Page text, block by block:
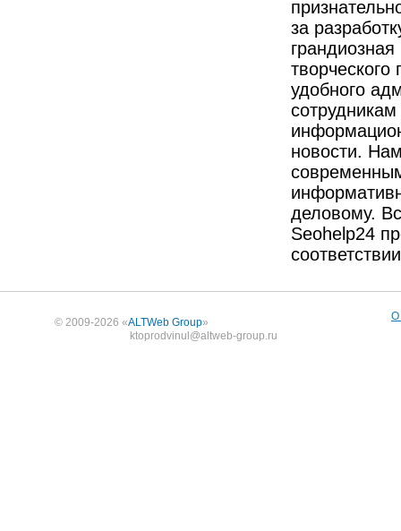
за
удобного
новости.
деловому.
Seohelp24
© 2009-2026 «ALTWeb Group»
ktoprodvinul@altweb-group.ru
О